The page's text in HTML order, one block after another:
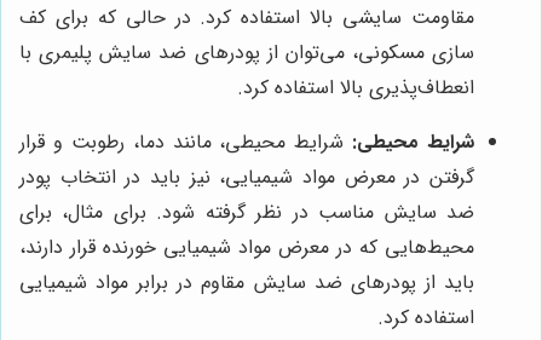
مقاومت سایشی بالا استفاده کرد. در حالی که برای کف
سازی مسکونی، می‌توان از پودرهای ضد سایش پلیمری با
انعطاف‌پذیری بالا استفاده کرد.
شرایط محیطی: شرایط محیطی، مانند دما، رطوبت و قرار
گرفتن در معرض مواد شیمیایی، نیز باید در انتخاب پودر
ضد سایش مناسب در نظر گرفته شود. برای مثال، برای
محیط‌هایی که در معرض مواد شیمیایی خورنده قرار دارند،
باید از پودرهای ضد سایش مقاوم در برابر مواد شیمیایی
استفاده کرد.